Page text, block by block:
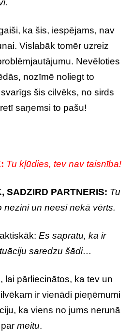
ka šis, iespējams, nav
Vislabāk tomēr uzreiz
Nevēloties
nozīmē noliegt to
šis cilvēks, no sirds
saņemsi to pašu!
Tu kļūdies, tev nav taisnība!
SADZIRD PARTNERIS: Tu
nezini un neesi nekā vērts.
Es sapratu, ka ir
saredzu šādi…
lai pārliecinātos, ka tev un
ir vienādi pieņēmumi
ka viens no jums nerunā
meitu.